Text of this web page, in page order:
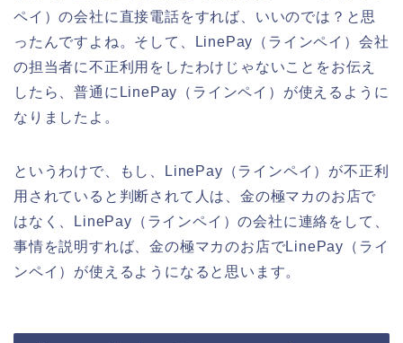
ペイ）の会社に直接電話をすれば、いいのでは？と思
ったんですよね。そして、LinePay（ラインペイ）会社
の担当者に不正利用をしたわけじゃないことをお伝え
したら、普通にLinePay（ラインペイ）が使えるように
なりましたよ。
というわけで、もし、LinePay（ラインペイ）が不正利
用されていると判断されて人は、金の極マカのお店で
はなく、LinePay（ラインペイ）の会社に連絡をして、
事情を説明すれば、金の極マカのお店でLinePay（ライ
ンペイ）が使えるようになると思います。